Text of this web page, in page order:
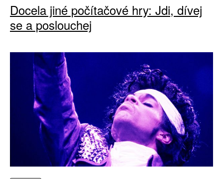
Docela jiné počítačové hry: Jdi, dívej
se a poslouchej